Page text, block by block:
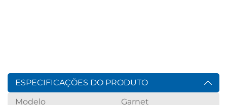
ESPECIFICAÇÕES DO PRODUTO
Modelo
Garnet